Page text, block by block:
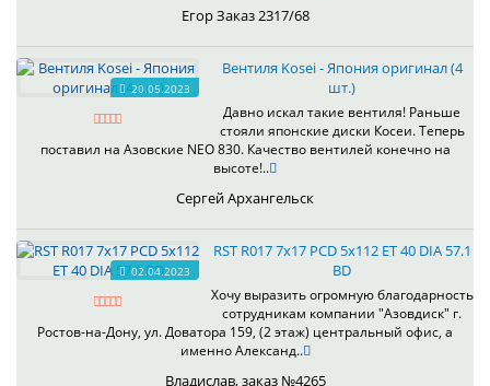
Егор Заказ 2317/68
20.05.2023
Вентиля Kosei - Япония оригинал (4
шт.)
Давно искал такие вентиля! Раньше
стояли японские диски Косеи. Теперь
поставил на Азовские NEO 830. Качество вентилей конечно на
высоте!..
Сергей Архангельск
02.04.2023
RST R017 7x17 PCD 5x112 ET 40 DIA 57.1
BD
Хочу выразить огромную благодарность
сотрудникам компании "Азовдиск" г.
Ростов-на-Дону, ул. Доватора 159, (2 этаж) центральный офис, а
именно Александ..
Владислав, заказ №4265